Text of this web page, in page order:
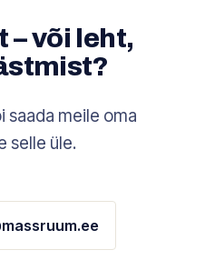
– või leht,
saada meile oma
selle üle.